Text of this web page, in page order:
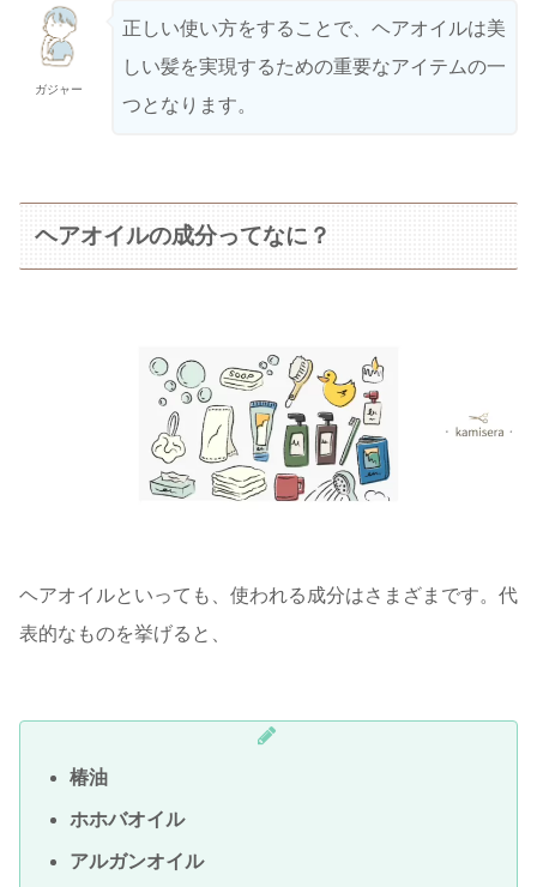
ガジャー
正しい使い方をすることで、ヘアオイルは美
しい髪を実現するための重要なアイテムの一
つとなります。
ヘアオイルの成分ってなに？
ヘアオイルといっても、使われる成分はさまざまです。代
表的なものを挙げると、
椿油
ホホバオイル
アルガンオイル